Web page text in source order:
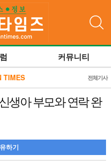
커뮤니티
TIMES 전체기사
생아 부모와 연락 완
하기